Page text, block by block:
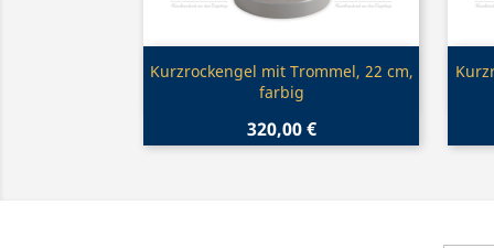
Vorschau
Kurzrockengel mit Trommel, 22 cm,
farbig
320,00 €